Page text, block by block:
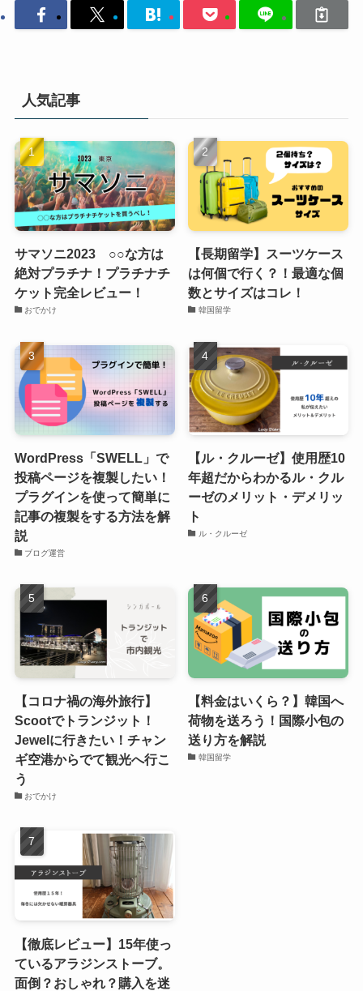
人気記事
サマソニ2023 ○○な方は
絶対プラチナ！プラチナチ
ケット完全レビュー！
おでかけ
【長期留学】スーツケース
は何個で行く？！最適な個
数とサイズはコレ！
韓国留学
WordPress「SWELL」で
投稿ページを複製したい！
プラグインを使って簡単に
記事の複製をする方法を解
説
ブログ運営
【ル・クルーゼ】使用歴10
年超だからわかるル・クル
ーゼのメリット・デメリッ
ト
ル・クルーゼ
【コロナ禍の海外旅行】
Scootでトランジット！
Jewelに行きたい！チャン
ギ空港からでて観光へ行こ
う
おでかけ
【料金はいくら？】韓国へ
荷物を送ろう！国際小包の
送り方を解説
韓国留学
【徹底レビュー】15年使っ
ているアラジンストーブ。
面倒？おしゃれ？購入を迷